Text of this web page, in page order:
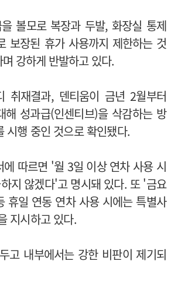
볼모로 복장과 두발, 화장실 통제
보장된 휴가 사용까지 제한하는 것
강하게 반발하고 있다.
취재결과, 덴티움이 금년 2월부터
해 성과급(인센티브)을 삭감하는 방
시행 중인 것으로 확인됐다.
에 따르면 '월 3일 이상 연차 사용 시
지 않겠다'고 명시돼 있다. 또 '금요
휴일 연동 연차 사용 시에는 특별사
지시하고 있다.
고 내부에서는 강한 비판이 제기되